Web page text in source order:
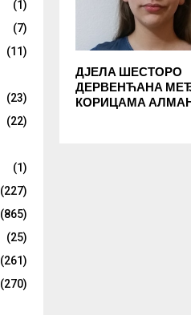
ДЈЕЛА ШЕСТОРО
ДЕРВЕНЋАНА
КОРИЦАМА
(1)
(7)
(11)
(23)
(22)
(1)
(227)
(865)
(25)
(261)
(270)